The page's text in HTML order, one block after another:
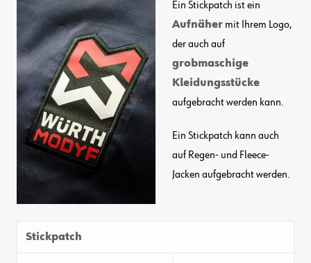
Ein Stickpatch ist ein
Aufnäher mit Ihrem Logo,
der auch auf
grobmaschige
Kleidungsstücke
aufgebracht werden kann.
Ein Stickpatch kann auch
auf Regen- und Fleece-
Jacken aufgebracht werden.
Stickpatch